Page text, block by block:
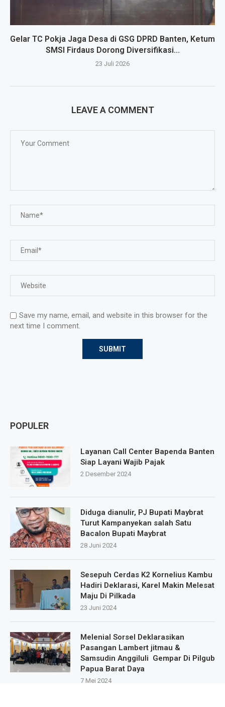
Gelar TC Pokja Jaga Desa di GSG DPRD Banten, Ketum
SMSI Firdaus Dorong Diversifikasi...
23 Juli 2026
LEAVE A COMMENT
Save my name, email, and website in this browser for the
next time I comment.
POPULER
Layanan Call Center Bapenda Banten
Siap Layani Wajib Pajak
2 Desember 2024
Diduga dianulir, PJ Bupati Maybrat
Turut Kampanyekan salah Satu
Bacalon Bupati Maybrat
28 Juni 2024
Sesepuh Cerdas K2 Kornelius Kambu
Hadiri Deklarasi, Karel Makin Melesat
Maju Di Pilkada
23 Juni 2024
Melenial Sorsel Deklarasikan
Pasangan Lambert jitmau &
Samsudin Anggiluli Gempar Di Pilgub
Papua Barat Daya
7 Mei 2024